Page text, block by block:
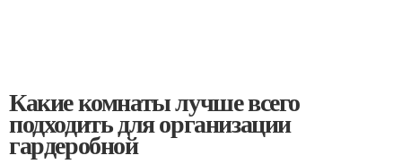
Какие комнаты лучше всего
подходить для организации
гардеробной